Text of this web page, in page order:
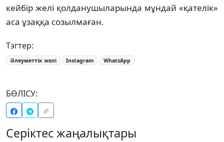
кейбір желі қолданушыларында мұндай «қателік»
аса ұзаққа созылмаған.
Тэгтер:
Әлеуметтік желі Instagram WhatsApp
БӨЛІСУ:
Серіктес жаңалықтары